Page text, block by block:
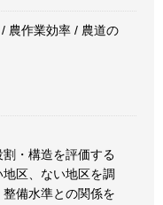
農作業効率 / 農道の
・構造を評価する
区、ない地区を調
備水準との関係を